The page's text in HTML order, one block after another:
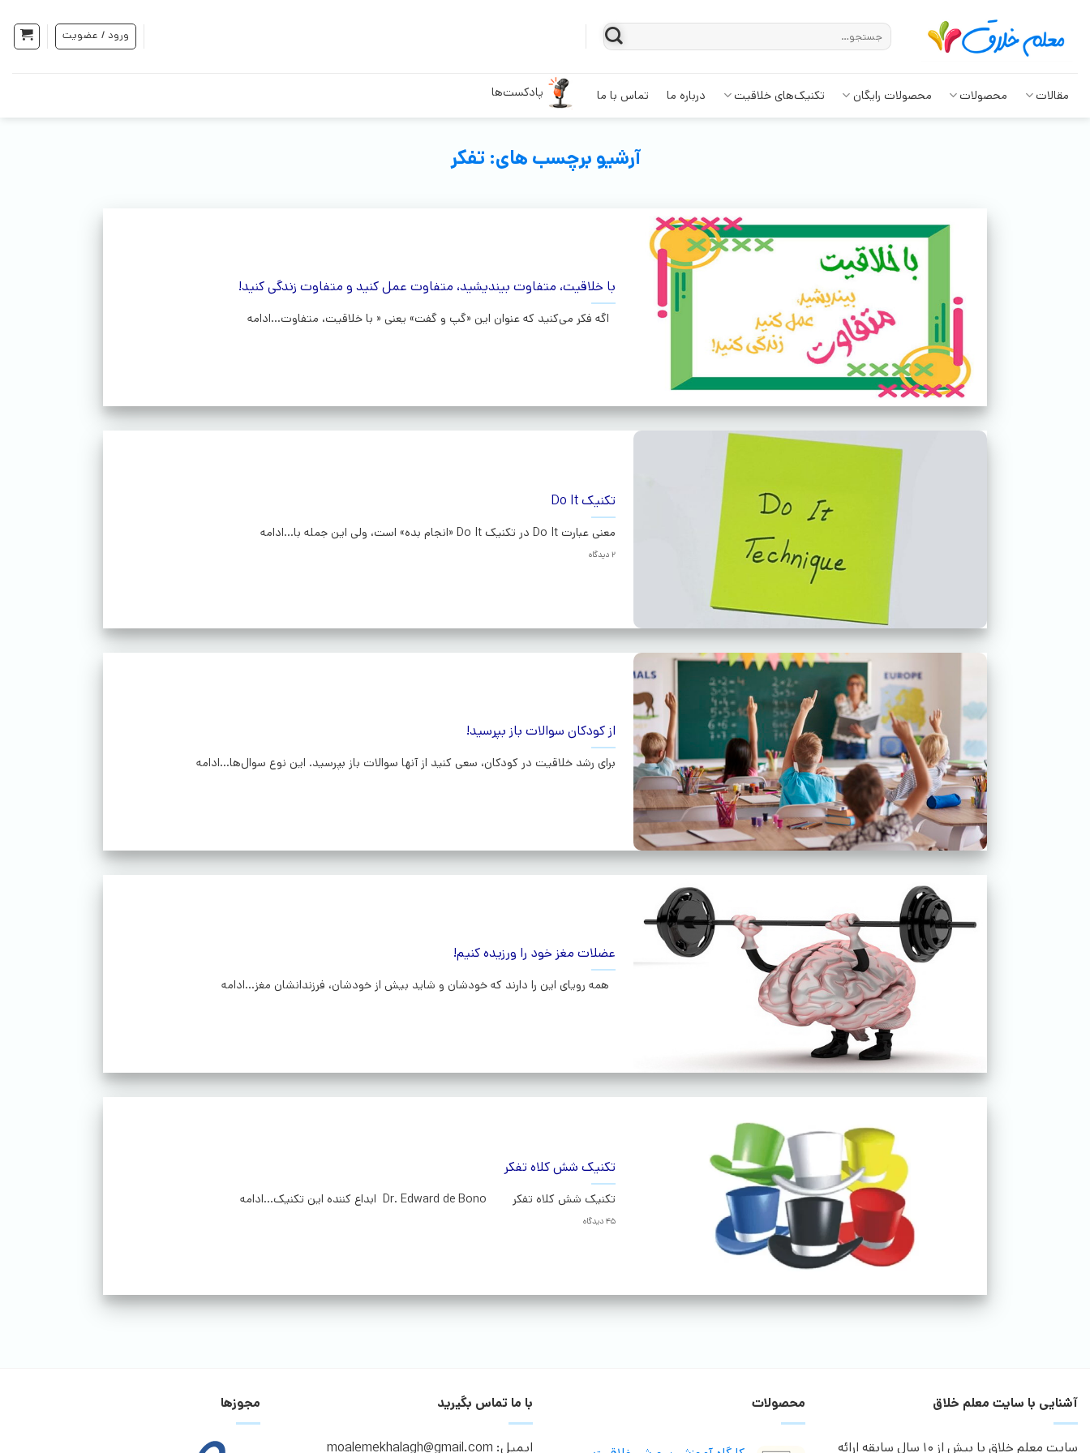
ورود / عضویت
مقالات محصولات محصولات رایگان تکنیک‌های خلاقیت درباره ما تماس با ما پادکست‌ها
آرشیو برچسب های: تفکر
با خلاقیت، متفاوت بیندیشید، متفاوت عمل کنید و متفاوت زندگی کنید!
اگه فکر می‌کنید که عنوان این «گپ و گفت» یعنی « با خلاقیت، متفاوت...ادامه
تکنیک Do It
معنی عبارت Do It در تکنیک Do It «انجام بده» است، ولی این جمله با...ادامه
2 دیدگاه
از کودکان سوالات باز بپرسید!
برای رشد خلاقیت در کودکان، سعی کنید از آنها سوالات باز بپرسید. این نوع سوال‌ها...ادامه
عضلات مغز خود را ورزیده کنیم!
همه رویای این را دارند که خودشان و شاید بیش از خودشان، فرزندانشان مغز...ادامه
تکنیک شش کلاه تفکر
تکنیک شش کلاه تفکر Dr. Edward de Bono ابداع کننده این تکنیک...ادامه
45 دیدگاه
آشنایی با سایت معلم خلاق
سایت معلم خلاق با بیش از 10 سال سابقه ارائه
محصولات با ما تماس بگیرید
ایمیل: moalemekhalagh@gmail.com
مجوزها